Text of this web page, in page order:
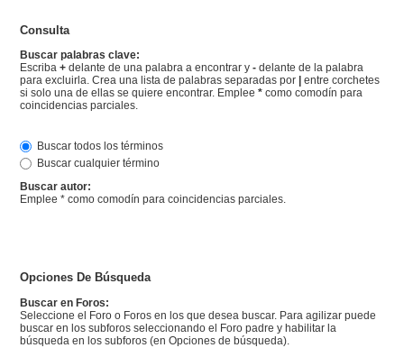
Consulta
Buscar palabras clave:
Escriba + delante de una palabra a encontrar y - delante de la palabra
para excluirla. Crea una lista de palabras separadas por
entre corchetes
si solo una de ellas se quiere encontrar. Emplee * como comodín para
coincidencias parciales.
Buscar todos los términos
Buscar cualquier término
Buscar autor:
Emplee * como comodín para coincidencias parciales.
Opciones De Búsqueda
Buscar en Foros:
Seleccione el Foro o Foros en los que desea buscar. Para agilizar puede
buscar en los subforos seleccionando el Foro padre y habilitar la
búsqueda en los subforos (en Opciones de búsqueda).